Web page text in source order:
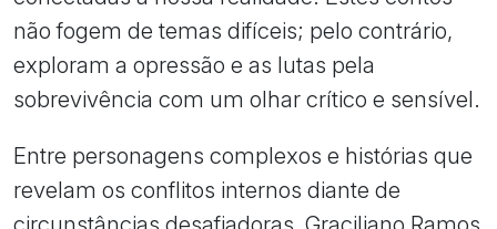
não fogem de temas difíceis; pelo contrário,
exploram a opressão e as lutas pela
sobrevivência com um olhar crítico e sensível.
Entre personagens complexos e histórias que
revelam os conflitos internos diante de